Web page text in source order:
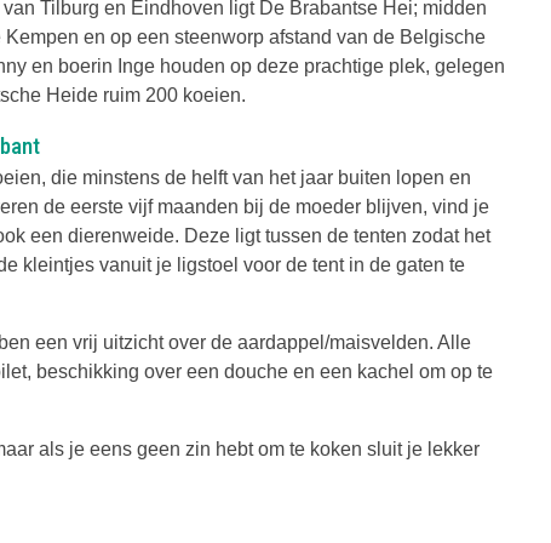
Tilburg en Eindhoven ligt De Brabantse Hei; midden
Kempen en op een steenworp afstand van de Belgische
en boerin Inge houden op deze prachtige plek, gelegen
Heide ruim 200 koeien.
die minstens de helft van het jaar buiten lopen en
de eerste vijf maanden bij de moeder blijven, vind je
een dierenweide. Deze ligt tussen de tenten zodat het
kleintjes vanuit je ligstoel voor de tent in de gaten te
een vrij uitzicht over de aardappel/maisvelden. Alle
beschikking over een douche en een kachel om op te
als je eens geen zin hebt om te koken sluit je lekker